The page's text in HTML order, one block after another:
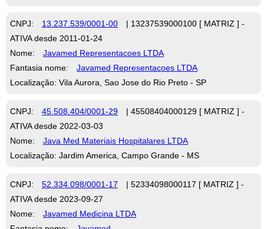
CNPJ: 13.237.539/0001-00
| 13237539000100 [ MATRIZ ] -
ATIVA desde 2011-01-24
Nome:
Javamed Representacoes LTDA
Fantasia nome:
Javamed Representacoes LTDA
Localização: Vila Aurora, Sao Jose do Rio Preto - SP
CNPJ: 45.508.404/0001-29
| 45508404000129 [ MATRIZ ] -
ATIVA desde 2022-03-03
Nome:
Java Med Materiais Hospitalares LTDA
Localização: Jardim America, Campo Grande - MS
CNPJ: 52.334.098/0001-17
| 52334098000117 [ MATRIZ ] -
ATIVA desde 2023-09-27
Nome:
Javamed Medicina LTDA